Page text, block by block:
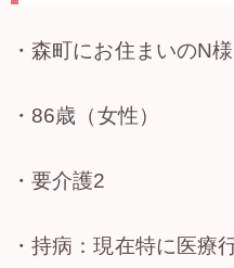
・森町にお住まいのN様
・86歳（女性）
・要介護2
・持病：現在特に医療